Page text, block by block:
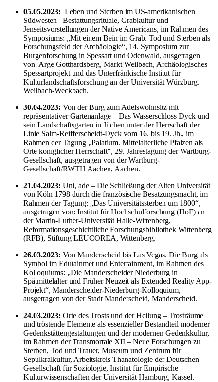
05.05.2023: Leben und Sterben im US-amerikanischen
Südwesten –Bestattungsrituale, Grabkultur und
Jenseitsvorstellungen der Native Americans, im Rahmen des
Symposiums: „Mit einem Bein im Grab. Tod und Sterben als
Forschungsfeld der Archäologie“, 14. Symposium zur
Burgenforschung in Spessart und Odenwald, ausgetragen
von: Arge Gotthardsberg, Markt Weilbach, Archäologisches
Spessartprojekt und das Unterfränkische Institut für
Kulturlandschaftsforschung an der Universität Würzburg,
Weilbach-Weckbach.
30.04.2023: Von der Burg zum Adelswohnsitz mit
repräsentativer Gartenanlage – Das Wasserschloss Dyck und
sein Landschaftsgarten in Jüchen unter der Herrschaft der
Linie Salm-Reifferscheidt-Dyck vom 16. bis 19. Jh., im
Rahmen der Tagung „Palatium. Mittelalterliche Pfalzen als
Orte königlicher Herrschaft“, 29. Jahrestagung der Wartburg-
Gesellschaft, ausgetragen von der Wartburg-
Gesellschaft/RWTH Aachen, Aachen.
21.04.2023: Uni, ade – Die Schließung der Alten Universität
von Köln 1798 durch die französische Besatzungsmacht, im
Rahmen der Tagung: „Das Universitätssterben um 1800“,
ausgetragen von: Institut für Hochschulforschung (HoF) an
der Martin-Luther-Universität Halle-Wittenberg,
Reformationsgeschichtliche Forschungsbibliothek Wittenberg
(RFB), Stiftung LEUCOREA, Wittenberg.
26.03.2023: Von Manderscheid bis Las Vegas. Die Burg als
Symbol im Edutainmet und Entertainment, im Rahmen des
Kolloquiums: „Die Manderscheider Niederburg in
Spätmittelalter und Früher Neuzeit als Extended Reality App-
Projekt“, Manderscheider-Niederburg-Kolloquium,
ausgetragen von der Stadt Manderscheid, Manderscheid.
24.03.2023: Orte des Trosts und der Heilung – Trosträume
und tröstende Elemente als essenzieller Bestandteil moderner
Gedenkstättengestaltungen und der modernen Gedenkkultur,
im Rahmen der Transmortale XII – Neue Forschungen zu
Sterben, Tod und Trauer, Museum und Zentrum für
Sepulkralkultur, Arbeitskreis Thanatologie der Deutschen
Gesellschaft für Soziologie, Institut für Empirische
Kulturwissenschaften der Universität Hamburg, Kassel.